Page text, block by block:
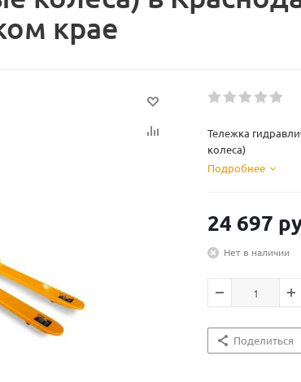
крае
Тележка
колеса)
Подробнее
24 697
Нет в наличии
Поделиться